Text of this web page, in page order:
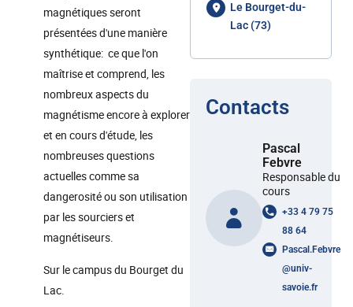
magnétiques seront
présentées d'une manière
synthétique: ce que l'on
maîtrise et comprend, les
nombreux aspects du
magnétisme encore à explorer
et en cours d'étude, les
nombreuses questions
actuelles comme sa
dangerosité ou son utilisation
par les sourciers et
magnétiseurs.
Sur le campus du Bourget du
Lac.
Le Bourget-du-
Lac (73)
Contacts
Pascal
Febvre
Responsable du
cours
+33 4 79 75
88 64
Pascal.Febvre
@univ-
savoie.fr